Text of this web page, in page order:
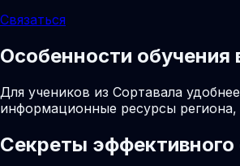
Связаться
Особенности обучения
Для учеников из Сортавала
информационные ресурсы
Секреты эффективного